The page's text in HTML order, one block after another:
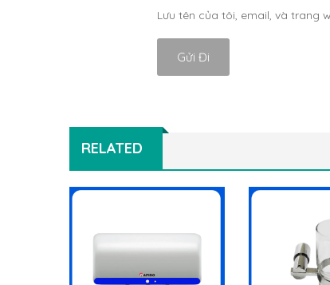
Lưu tên của tôi, email, và trang
RELATED